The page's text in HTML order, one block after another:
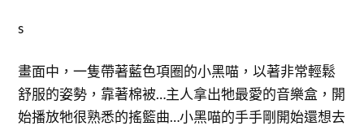
s
畫面中，一隻帶著藍色項圈的小黑喵，以著非常輕鬆
舒服的姿勢，靠著棉被…主人拿出牠最愛的音樂盒，開
始播放牠很熟悉的搖籃曲…小黑喵的手手剛開始還想去